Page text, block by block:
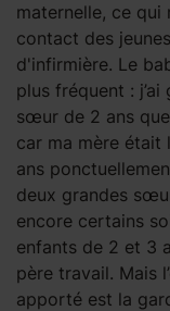
maternelle, ce
contact des
d'infirmière. Le
plus fréquent :
sœur de 2 ans
car ma mère était
ans
deux grandes
encore certains
enfants de 2 et 3
père travail. Mais
apporté est la